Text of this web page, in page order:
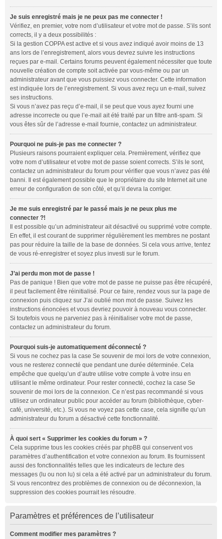
Je suis enregistré mais je ne peux pas me connecter !
Vérifiez, en premier, votre nom d’utilisateur et votre mot de passe. S’ils sont
corrects, il y a deux possibilités :
Si la gestion COPPA est active et si vous avez indiqué avoir moins de 13
ans lors de l’enregistrement, alors vous devrez suivre les instructions
reçues par e-mail. Certains forums peuvent également nécessiter que toute
nouvelle création de compte soit activée par vous-même ou par un
administrateur avant que vous puissiez vous connecter. Cette information
est indiquée lors de l’enregistrement. Si vous avez reçu un e-mail, suivez
ses instructions.
Si vous n’avez pas reçu d’e-mail, il se peut que vous ayez fourni une
adresse incorrecte ou que l’e-mail ait été traité par un filtre anti-spam. Si
vous êtes sûr de l’adresse e-mail fournie, contactez un administrateur.
Pourquoi ne puis-je pas me connecter ?
Plusieurs raisons pourraient expliquer cela. Premièrement, vérifiez que
votre nom d’utilisateur et votre mot de passe soient corrects. S’ils le sont,
contactez un administrateur du forum pour vérifier que vous n’avez pas été
banni. Il est également possible que le propriétaire du site Internet ait une
erreur de configuration de son côté, et qu’il devra la corriger.
Je me suis enregistré par le passé mais je ne peux plus me
connecter ?!
Il est possible qu’un administrateur ait désactivé ou supprimé votre compte.
En effet, il est courant de supprimer régulièrement les membres ne postant
pas pour réduire la taille de la base de données. Si cela vous arrive, tentez
de vous ré-enregistrer et soyez plus investi sur le forum.
J’ai perdu mon mot de passe !
Pas de panique ! Bien que votre mot de passe ne puisse pas être récupéré,
il peut facilement être réinitialisé. Pour ce faire, rendez vous sur la page de
connexion puis cliquez sur J’ai oublié mon mot de passe. Suivez les
instructions énoncées et vous devriez pouvoir à nouveau vous connecter.
Si toutefois vous ne parveniez pas à réinitialiser votre mot de passe,
contactez un administrateur du forum.
Pourquoi suis-je automatiquement déconnecté ?
Si vous ne cochez pas la case Se souvenir de moi lors de votre connexion,
vous ne resterez connecté que pendant une durée déterminée. Cela
empêche que quelqu’un d’autre utilise votre compte à votre insu en
utilisant le même ordinateur. Pour rester connecté, cochez la case Se
souvenir de moi lors de la connexion. Ce n’est pas recommandé si vous
utilisez un ordinateur public pour accéder au forum (bibliothèque, cyber-
café, université, etc.). Si vous ne voyez pas cette case, cela signifie qu’un
administrateur du forum a désactivé cette fonctionnalité.
À quoi sert « Supprimer les cookies du forum » ?
Cela supprime tous les cookies créés par phpBB qui conservent vos
paramètres d’authentification et votre connexion au forum. Ils fournissent
aussi des fonctionnalités telles que les indicateurs de lecture des
messages (lu ou non lu) si cela a été activé par un administrateur du forum.
Si vous rencontrez des problèmes de connexion ou de déconnexion, la
suppression des cookies pourrait les résoudre.
Paramètres et préférences de l’utilisateur
Comment modifier mes paramètres ?